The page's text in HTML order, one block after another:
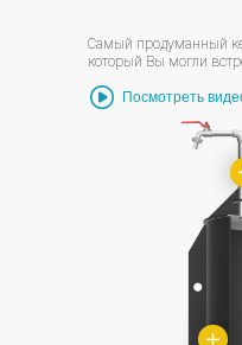
Самый продуманный
который Вы могли
Посмотреть